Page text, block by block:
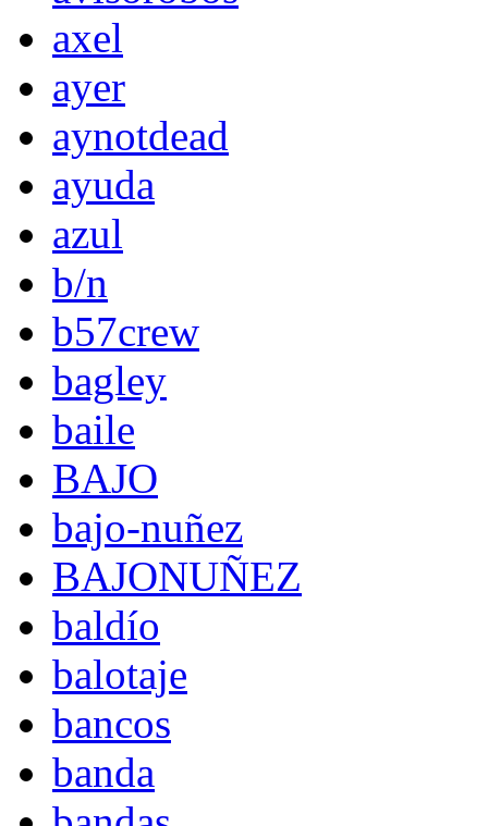
axel
ayer
aynotdead
ayuda
azul
b/n
b57crew
bagley
baile
BAJO
bajo-nuñez
BAJONUÑEZ
baldío
balotaje
bancos
banda